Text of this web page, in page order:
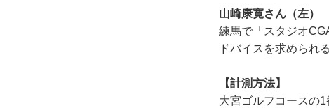
山崎康寛さん（左）
練馬で「スタジオ
ドバイスを求められ
【計測方法】
大宮ゴルフコースの